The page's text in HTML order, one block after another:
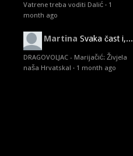
Vatrene treba voditi Dalić · 1
month ago
Martina Svaka čast i,...
DRAGOVOLJAC - Marijačić: Živjela
naša Hrvatska! · 1 month ago